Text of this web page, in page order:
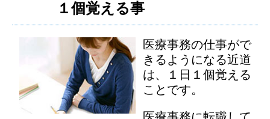
１個覚える事
医療事務の仕事がで
きるようになる近道
は、１日１個覚える
ことです。